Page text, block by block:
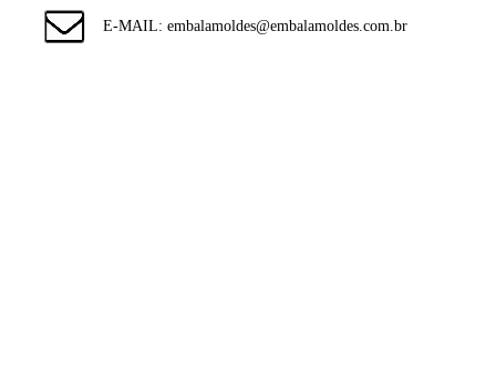
E-MAIL: embalamoldes@embalamoldes.com.br